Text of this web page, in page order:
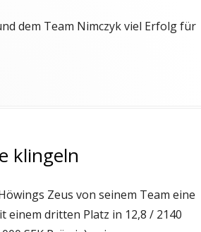
dem Team Nimczyk viel Erfolg für
klingeln
Zeus von seinem Team eine
einem dritten Platz in 12,8 / 2140